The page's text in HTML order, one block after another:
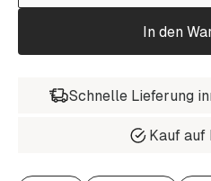
In den
Schnelle Lieferung
Kauf auf